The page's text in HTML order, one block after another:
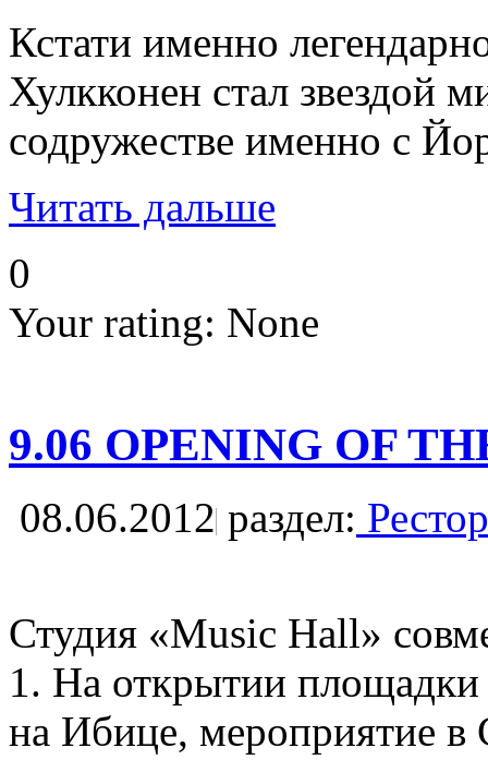
Кстати именно
Хулкконен стал звездой
содружестве именно с
Читать дальше
0
Your rating: None
9.06 OPENING OF
08.06.2012 раздел:
Студия «Music Hall»
1. На открытии площадки
на Ибице, мероприятие в